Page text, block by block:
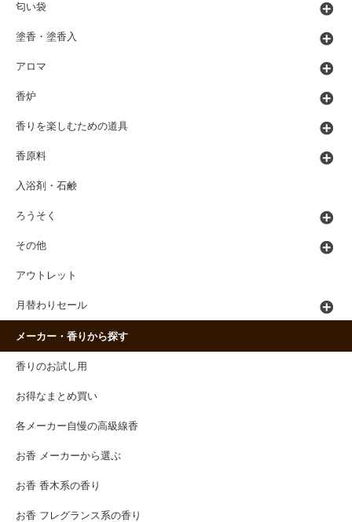
匂い袋
塗香・塗香入
アロマ
香炉
香りを楽しむための道具
香原料
入浴剤・石鹸
ろうそく
その他
アウトレット
月替わりセール
メーカー・香りから探す
香りのお試し用
お得なまとめ買い
各メーカー自慢の高級線香
お香 メーカーから選ぶ
お香 香木系の香り
お香 フレグランス系の香り